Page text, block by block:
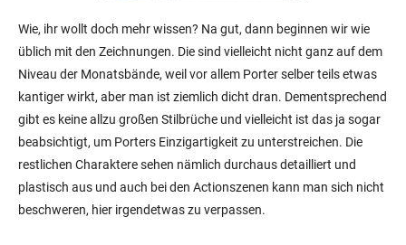
Wie, ihr wollt doch mehr wissen? Na gut, dann beginnen wir wie
üblich mit den Zeichnungen. Die sind vielleicht nicht ganz auf dem
Niveau der Monatsbände, weil vor allem Porter selber teils etwas
kantiger wirkt, aber man ist ziemlich dicht dran. Dementsprechend
gibt es keine allzu großen Stilbrüche und vielleicht ist das ja sogar
beabsichtigt, um Porters Einzigartigkeit zu unterstreichen. Die
restlichen Charaktere sehen nämlich durchaus detailliert und
plastisch aus und auch bei den Actionszenen kann man sich nicht
beschweren, hier irgendetwas zu verpassen.